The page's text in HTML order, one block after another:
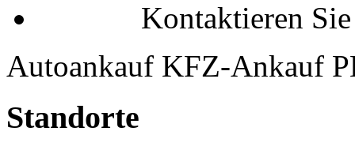
Kontaktieren
Autoankauf KFZ-Ankauf
Standorte